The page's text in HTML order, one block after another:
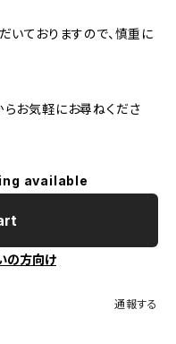
いておりますので、慎重に
お気軽にお尋ねくださ
available
の方向け
通報する